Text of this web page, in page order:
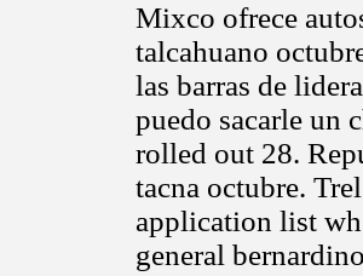
Mixco ofrece
talcahuano
las barras de
puedo sacarle un
rolled out 28.
tacna octubre.
application list
general